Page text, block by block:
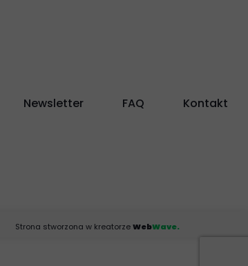
Newsletter FAQ Kontakt
Strona stworzona w kreatorzeWebWave.